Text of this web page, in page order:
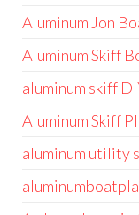
Aluminum Jon
Aluminum Skiff
aluminum skiff
Aluminum Skiff
aluminum utility